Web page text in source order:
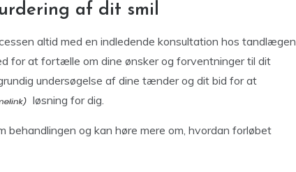
af dit smil
altid med en indledende konsultation hos tandlægen
for at fortælle om dine ønsker og forventninger til dit
undersøgelse af dine tænder og dit bid for at
løsning for dig.
behandlingen og kan høre mere om, hvordan forløbet